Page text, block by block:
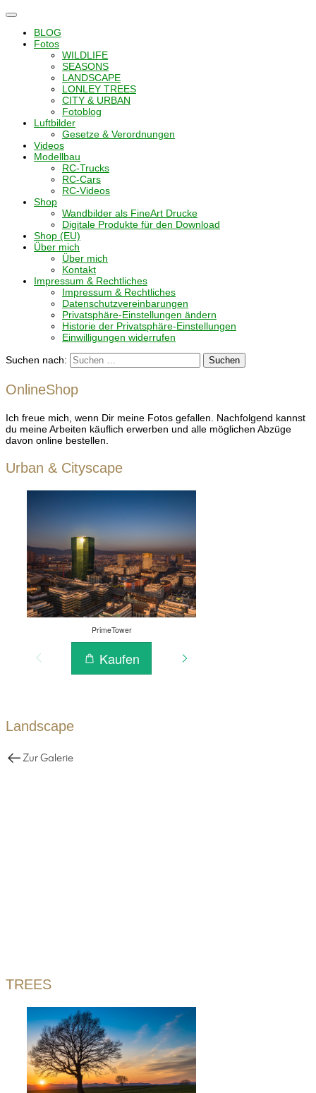
Navigation
umschalten
BLOG
Fotos
WILDLIFE
SEASONS
LANDSCAPE
LONLEY TREES
CITY & URBAN
Fotoblog
Luftbilder
Gesetze & Verordnungen
Videos
Modellbau
RC-Trucks
RC-Cars
RC-Videos
Shop
Wandbilder als FineArt Drucke
Digitale Produkte für den Download
Shop (EU)
Über mich
Über mich
Kontakt
Impressum & Rechtliches
Impressum & Rechtliches
Datenschutzvereinbarungen
Privatsphäre-Einstellungen ändern
Historie der Privatsphäre-Einstellungen
Einwilligungen widerrufen
Suchen nach:
OnlineShop
Ich freue mich, wenn Dir meine Fotos gefallen. Nachfolgend kannst
du meine Arbeiten käuflich erwerben und alle möglichen Abzüge
davon online bestellen.
Urban & Cityscape
Landscape
TREES